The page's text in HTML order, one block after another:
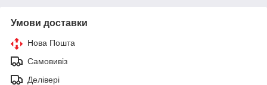
Умови доставки
Нова Пошта
Самовивіз
Делівері